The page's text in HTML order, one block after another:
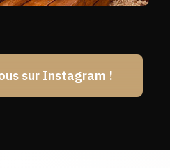
sur Instagram !